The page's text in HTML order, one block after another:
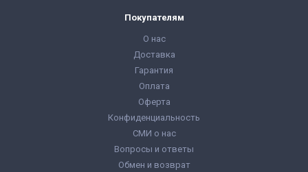
Покупателям
О нас
Доставка
Гарантия
Оплата
Оферта
Конфиденциальность
СМИ о нас
Вопросы и ответы
Обмен и возврат